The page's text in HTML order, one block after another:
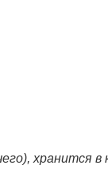
хранится в